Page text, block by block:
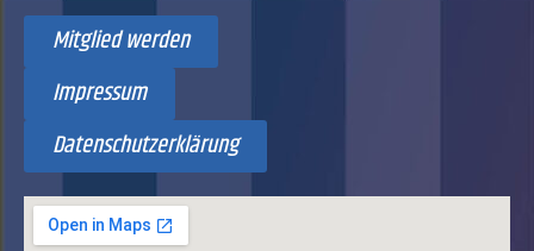
Mitglied werden
Impressum
Datenschutzerklärung